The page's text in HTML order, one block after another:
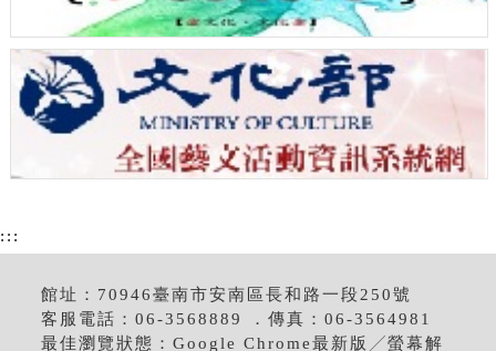
:::
館址：70946臺南市安南區長和路一段250號
客服電話：06-3568889 ．傳真：06-3564981
最佳瀏覽狀態：Google Chrome最新版╱螢幕解